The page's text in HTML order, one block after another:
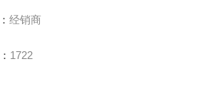
经销商
1722